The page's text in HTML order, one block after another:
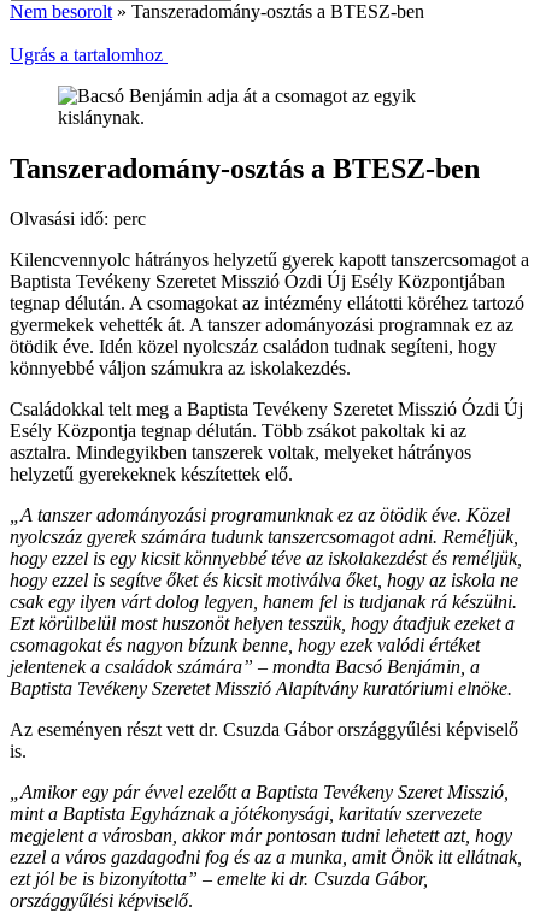
Nem besorolt » Tanszeradomány-osztás a BTESZ-ben
Ugrás a tartalomhoz
Tanszeradomány-osztás a BTESZ-ben
Olvasási idő: perc
Kilencvennyolc hátrányos helyzetű gyerek kapott tanszercsomagot a
Baptista Tevékeny Szeretet Misszió Ózdi Új Esély Központjában
tegnap délután. A csomagokat az intézmény ellátotti köréhez tartozó
gyermekek vehették át. A tanszer adományozási programnak ez az
ötödik éve. Idén közel nyolcszáz családon tudnak segíteni, hogy
könnyebbé váljon számukra az iskolakezdés.
Családokkal telt meg a Baptista Tevékeny Szeretet Misszió Ózdi Új
Esély Központja tegnap délután. Több zsákot pakoltak ki az
asztalra. Mindegyikben tanszerek voltak, melyeket hátrányos
helyzetű gyerekeknek készítettek elő.
„A tanszer adományozási programunknak ez az ötödik éve. Közel
nyolcszáz gyerek számára tudunk tanszercsomagot adni. Reméljük,
hogy ezzel is egy kicsit könnyebbé téve az iskolakezdést és reméljük,
hogy ezzel is segítve őket és kicsit motiválva őket, hogy az iskola ne
csak egy ilyen várt dolog legyen, hanem fel is tudjanak rá készülni.
Ezt körülbelül most huszonöt helyen tesszük, hogy átadjuk ezeket a
csomagokat és nagyon bízunk benne, hogy ezek valódi értéket
jelentenek a családok számára” – mondta Bacsó Benjámin, a
Baptista Tevékeny Szeretet Misszió Alapítvány kuratóriumi elnöke.
Az eseményen részt vett dr. Csuzda Gábor országgyűlési képviselő
is.
„Amikor egy pár évvel ezelőtt a Baptista Tevékeny Szeret Misszió,
mint a Baptista Egyháznak a jótékonysági, karitatív szervezete
megjelent a városban, akkor már pontosan tudni lehetett azt, hogy
ezzel a város gazdagodni fog és az a munka, amit Önök itt ellátnak,
ezt jól be is bizonyította” – emelte ki dr. Csuzda Gábor,
országgyűlési képviselő.